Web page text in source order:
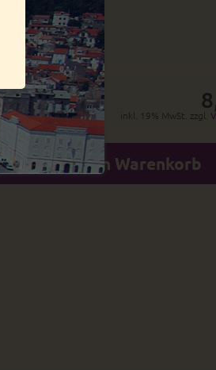
Tage
Tage
inkl. 19% MwSt. zzgl.
In den Warenkorb